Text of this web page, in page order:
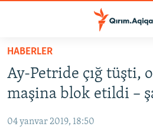
Esas
qaytmaq
Baş
navigatsiyağa
qaytmaq
SİYASET
İQTİSADİYAT
CEMİYET
HABERLER
Ay-Petride çığ tüşti,
maşina blok etildi –
04 yanvar 2019, 18:50